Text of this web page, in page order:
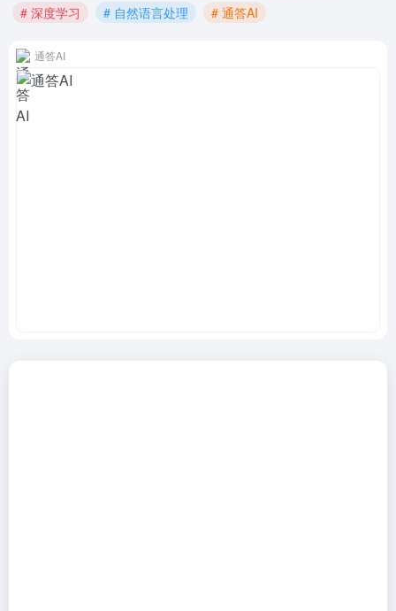
# 深度学习
# 自然语言处理 # 通答AI
通答AI